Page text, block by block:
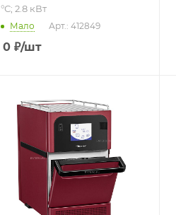
°С; 2.8 кВт
Мало Арт.: 412849
0 ₽/шт